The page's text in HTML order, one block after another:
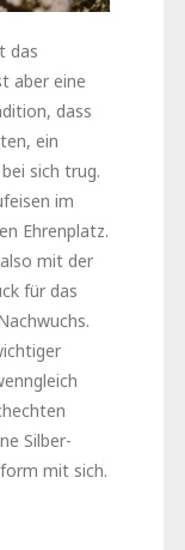
das
aber eine
dass
ein
sich trug.
im
Ehrenplatz.
mit der
für das
Silber-
mit sich.